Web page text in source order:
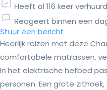
Heeft al 116 keer verhuurd
Reageert binnen een
Stuur een bericht
Heerlijk reizen met deze
comfortabele matrassen,
In het elektrische hefbed
personen. Een grote